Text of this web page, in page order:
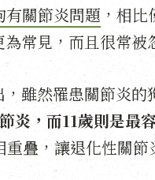
關節炎問題 ，相
常見，而且很常被
雖然罹患關節炎的
炎，而11歲則是最
疊，讓退化性關